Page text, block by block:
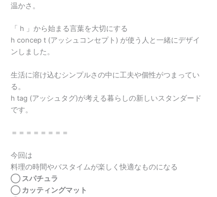
温かさ。
「 h 」から始まる言葉を大切にする
h concep t (アッシュコンセプト) が使う人と一緒にデザイ
ンしました。
生活に溶け込むシンプルさの中に工夫や個性がつまってい
る。
h tag (アッシュタグ)が考える暮らしの新しいスタンダード
です。
＝＝＝＝＝＝＝＝
今回は
料理の時間やバスタイムが楽しく快適なものになる
◯ スパチュラ
◯ カッティングマット